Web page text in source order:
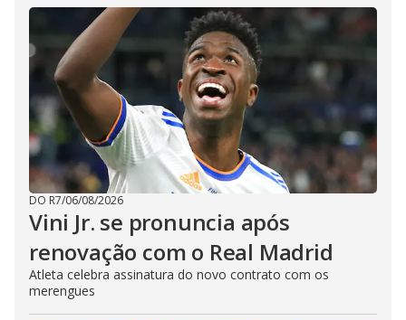
DO R7/06/08/2026
Vini Jr. se pronuncia após
renovação com o Real Madrid
Atleta celebra assinatura do novo contrato com os
merengues